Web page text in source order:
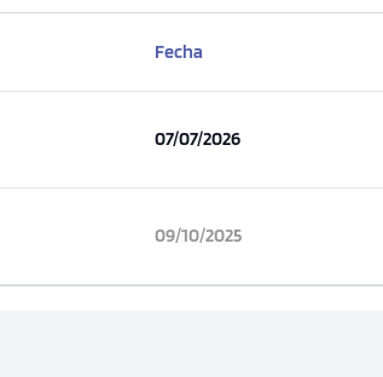
Fecha
07/07/2026
09/10/2025